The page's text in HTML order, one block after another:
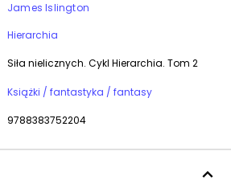
James Islington
Hierarchia
Siła nielicznych. Cykl Hierarchia. Tom 2
Książki / fantastyka / fantasy
9788383752204